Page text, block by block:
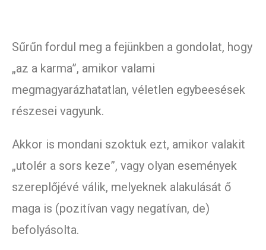
Sűrűn fordul meg a fejünkben a gondolat, hogy
„az a karma”, amikor valami
megmagyarázhatatlan, véletlen egybeesések
részesei vagyunk.
Akkor is mondani szoktuk ezt, amikor valakit
„utolér a sors keze”, vagy olyan események
szereplőjévé válik, melyeknek alakulását ő
maga is (pozitívan vagy negatívan, de)
befolyásolta.